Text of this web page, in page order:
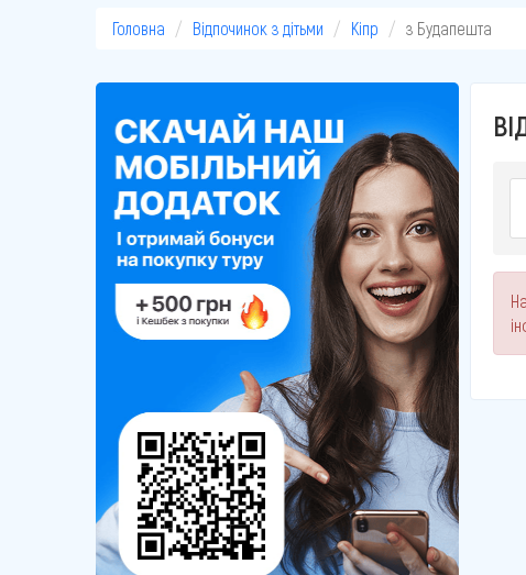
Головна Відпочинок з дітьми Кіпр з Будапешта